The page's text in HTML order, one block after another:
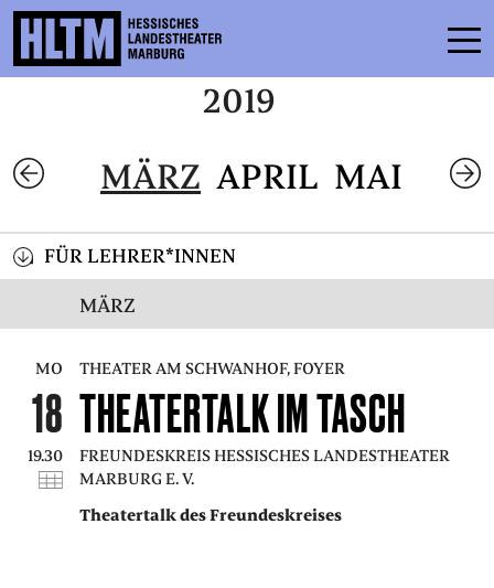
ENSEMBLE
MITMACHEN
KARTEN
SERVICE
KONTAKT
PODCAST
PRESSE
2019
MÄRZ APRIL MAI
FÜR LEHRER*INNEN
MÄRZ
MO
18
19.30
THEATER AM SCHWANHOF, FOYER
THEATERTALK IM TASCH
FREUNDESKREIS HESSISCHES LANDESTHEATER
MARBURG E. V.
Theatertalk des Freundeskreises